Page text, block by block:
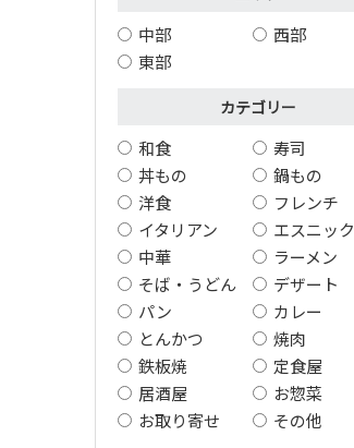
中部
西部
東部
カテゴリー
和食
寿司
丼もの
鍋もの
洋食
フレンチ
イタリアン
エスニック
中華
ラーメン
そば・うどん
デザート
パン
カレー
とんかつ
焼肉
鉄板焼
定食屋
居酒屋
お惣菜
お取り寄せ
その他